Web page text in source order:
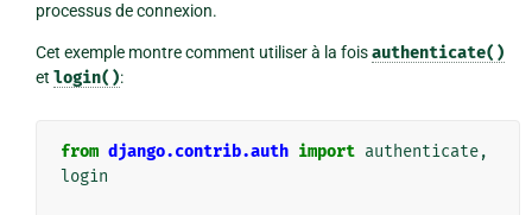
processus de connexion.
Cet exemple montre comment utiliser à la foisauthenticate()
et login():
from django.contrib.auth import authenticate,
login